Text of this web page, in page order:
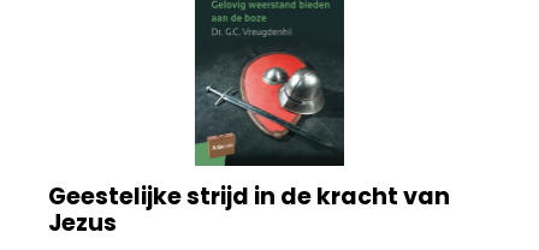
Geestelijke strijd in de kracht van
Jezus